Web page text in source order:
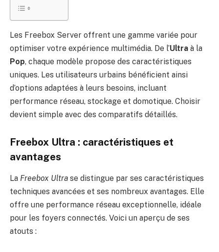
Les Freebox Server offrent une gamme variée pour
optimiser votre expérience multimédia. De l’Ultra à la
Pop, chaque modèle propose des caractéristiques
uniques. Les utilisateurs urbains bénéficient ainsi
d’options adaptées à leurs besoins, incluant
performance réseau, stockage et domotique. Choisir
devient simple avec des comparatifs détaillés.
Freebox Ultra : caractéristiques et
avantages
La Freebox Ultra se distingue par ses caractéristiques
techniques avancées et ses nombreux avantages. Elle
offre une performance réseau exceptionnelle, idéale
pour les foyers connectés. Voici un aperçu de ses
atouts :